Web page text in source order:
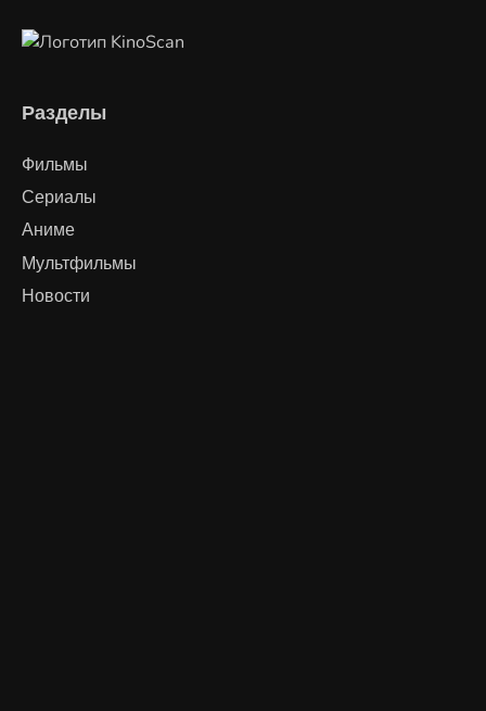
Разделы
Фильмы
Сериалы
Аниме
Мультфильмы
Новости